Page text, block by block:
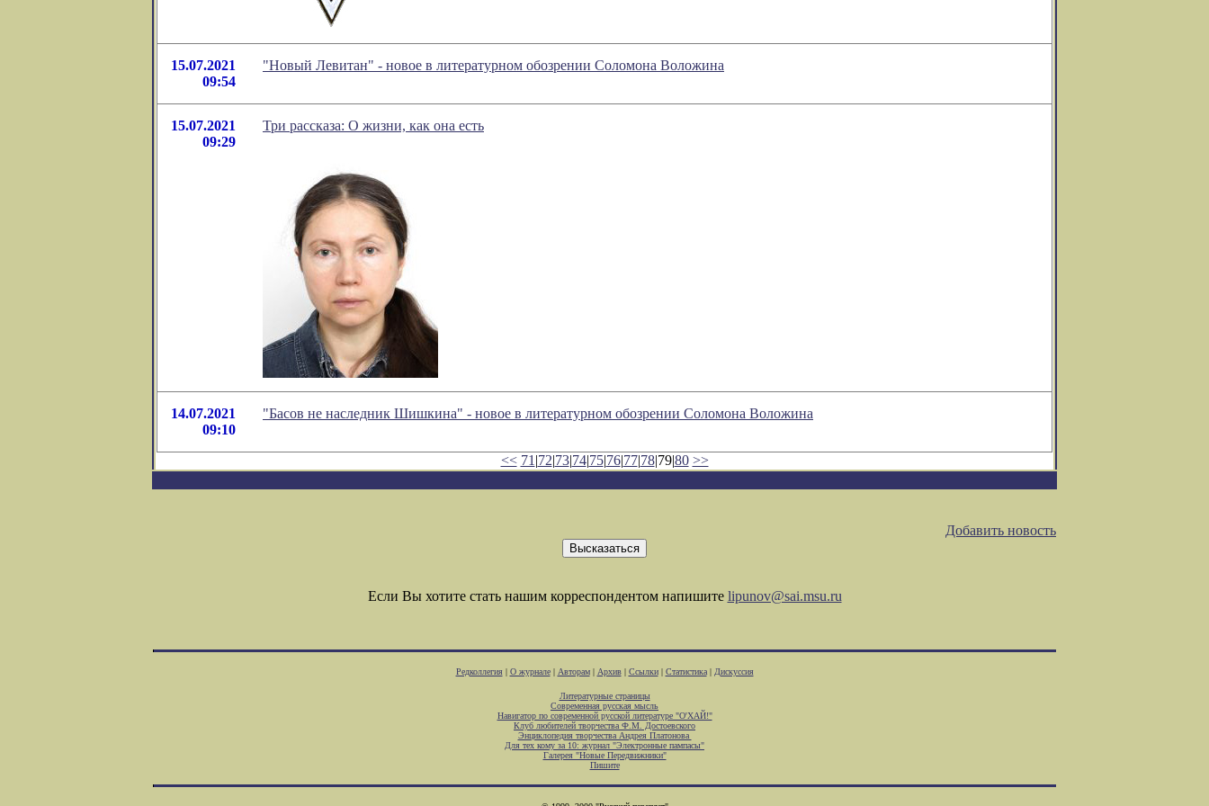
15.07.2021
09:54
"Новый Левитан" - новое в литературном обозрении Соломона Воложина
15.07.2021
09:29
Три рассказа: О жизни, как она есть
14.07.2021
09:10
"Басов не наследник Шишкина" - новое в литературном обозрении Соломона Воложина
<< 71 |72|73|74|75|76|77|78|79|80 >>
Добавить новость
Если Вы хотите стать нашим корреспондентом напишите lipunov@sai.msu.ru
Редколлегия| О журнале| Авторам| Архив| Ссылки| Статистика| Дискуссия
Литературные страницы
Современная русская мысль
Навигатор по современной русской литературе "О'ХАЙ!"
Клуб любителей творчества Ф.М. Достоевского
Энциклопедия творчества Андрея Платонова
Для тех кому за 10: журнал "Электронные пампасы"
Галерея "Новые Передвижники"
Пишите